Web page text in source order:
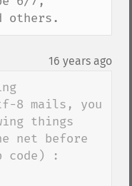
others.
16 years ago
8 mails, you
things
net before
code) :